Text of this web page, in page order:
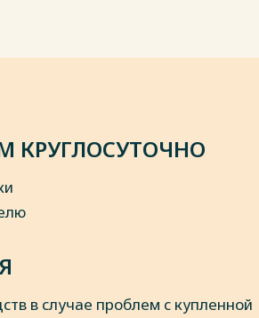
КРУГЛОСУТОЧНО
в случае проблем с купленной